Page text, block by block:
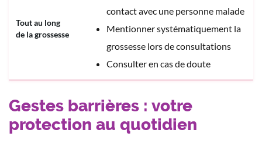
Tout au long
de la grossesse
contact avec une personne malade
Mentionner systématiquement la
grossesse lors de consultations
Consulter en cas de doute
Gestes barrières : votre
protection au quotidien